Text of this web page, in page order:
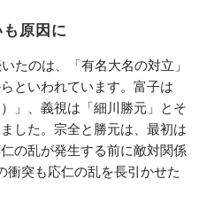
原因に
たのは、「有名大名の対立」
といわれています。富子は
」、義視は「細川勝元」とそ
した。宗全と勝元は、最初は
の乱が発生する前に敵対関係
衝突も応仁の乱を長引かせた